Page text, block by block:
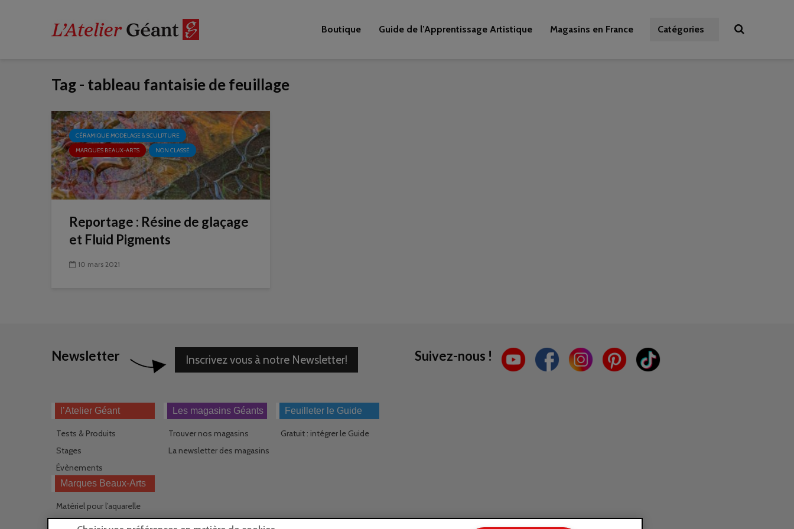
Boutique Guide de l’Apprentissage Artistique Magasins en France Catégories
Tag - tableau fantaisie de feuillage
CÉRAMIQUE MODELAGE & SCULPTURE
MARQUES BEAUX-ARTS
NON CLASSÉ
Reportage : Résine de glaçage
et Fluid Pigments
10 mars 2021
Newsletter Inscrivez vous à notre Newsletter! Suivez-nous !
l’Atelier Géant
Tests & Produits
Stages
Évènements
Les magasins Géants
Trouver nos magasins
La newsletter des magasins
Feuilleter le Guide
Gratuit : intégrer le Guide
Marques Beaux-Arts
Matériel pour l’aquarelle
Matériel pour l’acrylique